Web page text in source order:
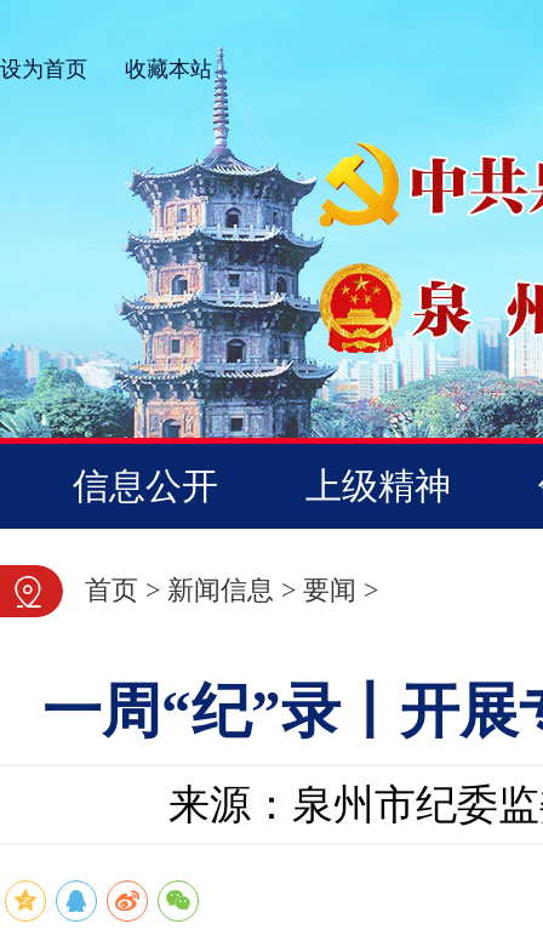
设为首页 收藏本站
信息公开 上级精神
首页 > 新闻信息 > 要闻 >
一周“纪”录丨开
来源：泉州市纪委